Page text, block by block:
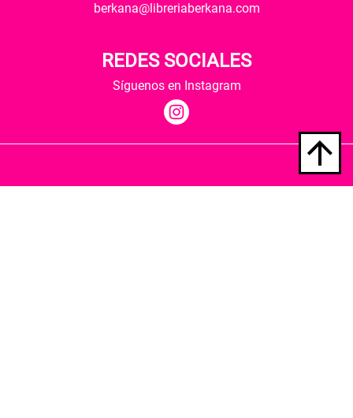
berkana@libreriaberkana.com
REDES SOCIALES
Síguenos en Instagram